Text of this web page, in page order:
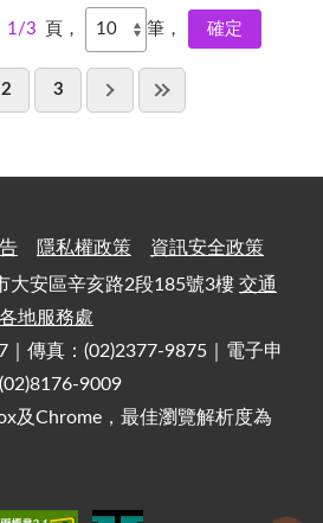
1/3 頁， 筆，
2 3
隱私權政策
資訊安全政策
大安區辛亥路2段185號3樓 交通
各地服務處
｜傳真：(02)2377-9875｜電子申
9009
及Chrome，最佳瀏覽解析度為